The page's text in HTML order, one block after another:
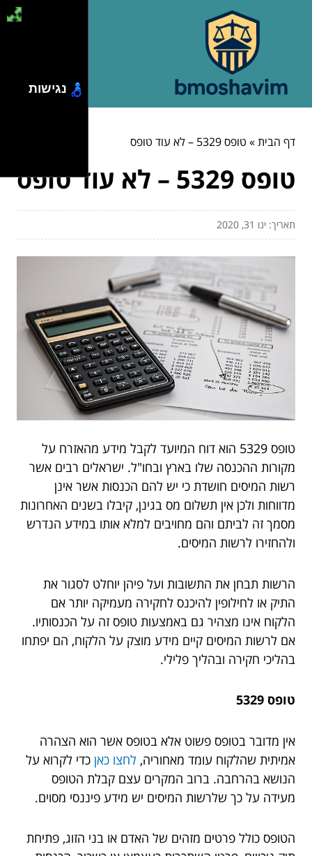
דף הבית» טופס 5329 – לא עוד טופס
טופס 5329 – לא עוד טופס
תאריך: ינו 31, 2020
טופס 5329 הוא דוח המיועד לקבל מידע מהאזרח על
מקורות ההכנסה שלו בארץ ובחו"ל. ישראלים רבים אשר
רשות המיסים חושדת כי יש להם הכנסות אשר אינן
מדווחות ולכן אין תשלום מס בגינן, קיבלו בשנים האחרונות
מסמך זה לביתם והם מחויבים למלא אותו במידע הנדרש
ולהחזירו לרשות המיסים.
הרשות תבחן את התשובות ועל פיהן יוחלט לסגור את
התיק או לחילופין להיכנס לחקירה מעמיקה יותר אם
הלקוח אינו מצהיר גם באמצעות טופס זה על הכנסותיו.
אם לרשות המיסים קיים מידע מוצק על הלקוח, הם יפתחו
בהליכי חקירה ובהליך פלילי.
טופס 5329
אין מדובר בטופס פשוט אלא בטופס אשר הוא הצהרה
אמיתית שהלקוח עומד מאחוריה, לחצו כאן כדי לקרוא על
הנושא בהרחבה. ברוב המקרים עצם קבלת הטופס
מעידה על כך שלרשות המיסים יש מידע פיננסי מסוים.
הטופס כולל פרטים מזהים של האדם או בני הזוג, פתיחת
נגישות